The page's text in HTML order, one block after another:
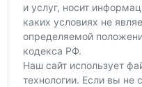
и услуг, носит
каких условиях не
определяемой
кодекса РФ.
Наш сайт использует
технологии. Если вы не